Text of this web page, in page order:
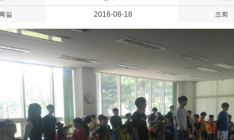
일 2016-08-18 조회